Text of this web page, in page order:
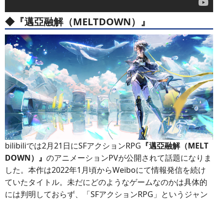
◆『邁亞融解（MELTDOWN）』
bilibiliでは2月21日にSFアクションRPG 『邁亞融解（MELT
DOWN）』 のアニメーションPVが公開されて話題になりま
した。本作は2022年1月頃からWeiboにて情報発信を続け
ていたタイトル。未だにどのようなゲームなのかは具体的
には判明しておらず、「SFアクションRPG」というジャン